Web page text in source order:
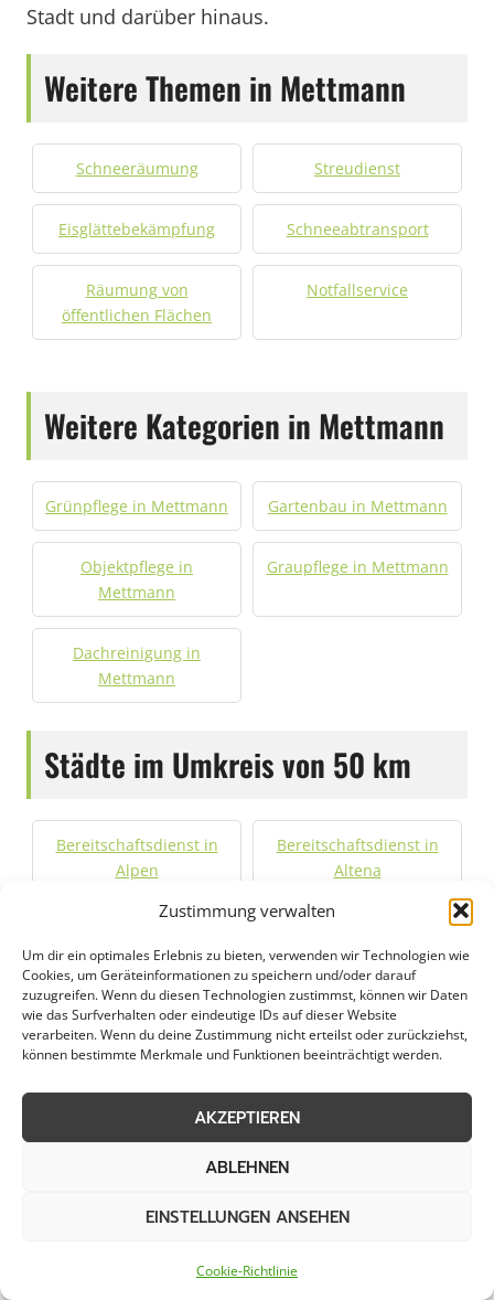
Zustimmung verwalten
Um dir ein optimales Erlebnis zu bieten, verwenden wir Technologien wie
Cookies, um Geräteinformationen zu speichern und/oder darauf
zuzugreifen. Wenn du diesen Technologien zustimmst, können wir Daten
wie das Surfverhalten oder eindeutige IDs auf dieser Website
verarbeiten. Wenn du deine Zustimmung nicht erteilst oder zurückziehst,
können bestimmte Merkmale und Funktionen beeinträchtigt werden.
AKZEPTIEREN
ABLEHNEN
EINSTELLUNGEN ANSEHEN
Cookie-Richtlinie
Stadt und darüber hinaus.
Weitere Themen in Mettmann
Schneeräumung Streudienst
Eisglättebekämpfung Schneeabtransport
Räumung von
öffentlichen Flächen
Notfallservice
Weitere Kategorien in Mettmann
Grünpflege in Mettmann Gartenbau in Mettmann
Objektpflege in
Mettmann
Graupflege in Mettmann
Dachreinigung in
Mettmann
Städte im Umkreis von 50 km
Bereitschaftsdienst in
Alpen
Bereitschaftsdienst in
Altena
Altstadt Nord
Altstadt Sud
Bereitschaftsdienst in
Bedburg
Bereitschaftsdienst in
Bergisch Gladbach
Bilderstoeckchen
Bochum-Hordel
Bottrop
Bereitschaftsdienst in
Bereitschaftsdienst in